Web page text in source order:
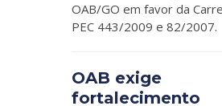
OAB/GO em favor da
PEC 443/2009 e 82/2007.
OAB exige
fortalecimento